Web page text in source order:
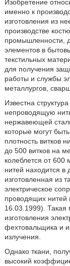
Изобретение
именно к
изготовления из
производстве
промышленности,
элементов в
текстильных
для получения
работы и службы
металлургов,
Известна
непроводящую
нержавеющей
которые могут
плотность витков
до 500 витков на
колеблется от
нитей находится в
изготовленная из
электрическое
проводящих нитей
16.03.1999). Такая
изготовления
фехтовальщика и
излучения.
Однако ткани,
высокий